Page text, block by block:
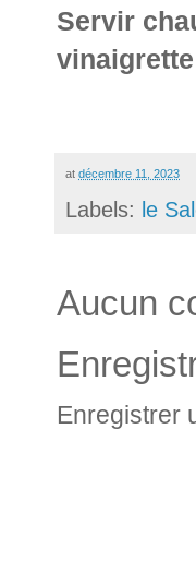
Servir
at décembre 11, 2023
Labels: le
Aucun
Enregistrer